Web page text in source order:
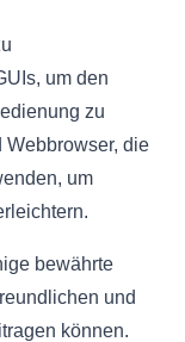
um den
zu
die
um
bewährte
und
können.